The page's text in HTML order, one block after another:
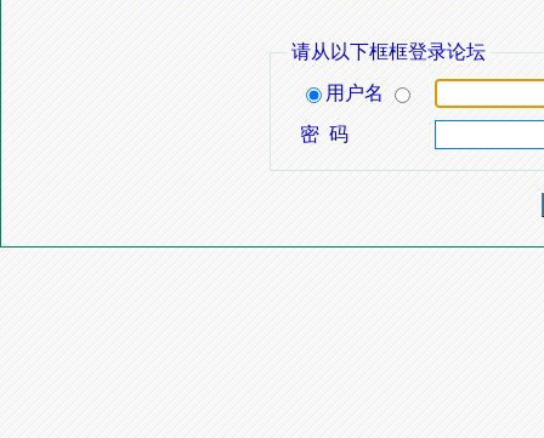
请从以下框框登录论坛
用户名
密 码